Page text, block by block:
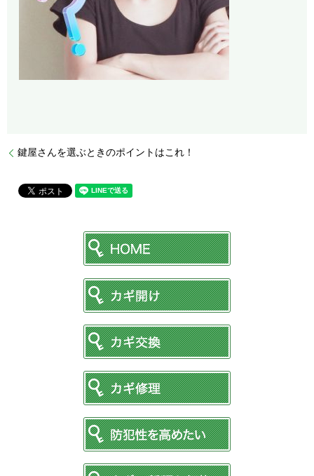
鍵屋さんを選ぶときのポイントはこれ！